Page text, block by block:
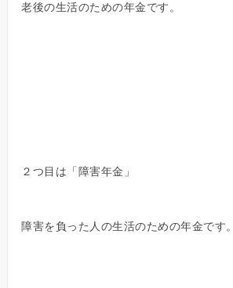
老後の生活のための年金です。
２つ目は「障害年金」
障害を負った人の生活のための年金です。